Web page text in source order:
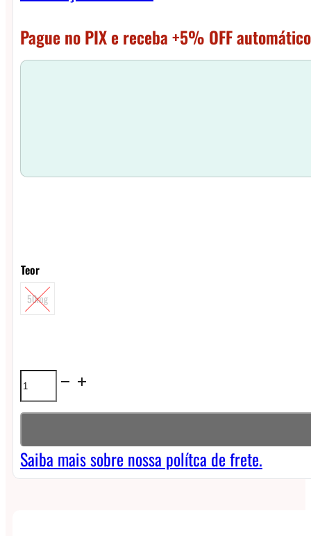
Pague no PIX e receba +5% OFF
Teor
50mg
Líquido
7
Reds
Plus
Saiba mais sobre nossa polítca de frete.